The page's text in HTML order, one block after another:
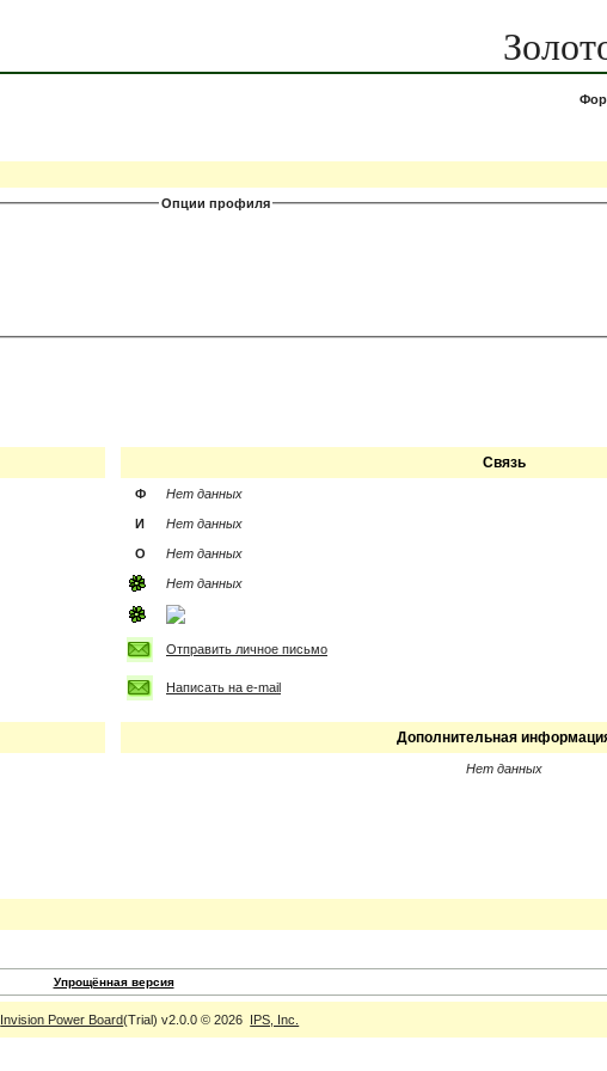
Опции профиля
Связь
Ф Нет данных
И Нет данных
О Нет данных
Нет данных
Отправить личное письмо
Написать на e-mail
Дополнительная
Нет данных
Упрощённая версия
Invision Power Board(Trial) v2.0.0 © 2026 IPS, Inc.